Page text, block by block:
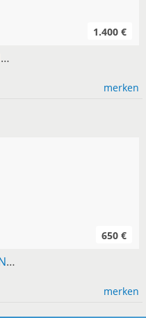
REIHENENDHAUS OHMENHAUSEN, 4 ZIMMER, NACH RENOVIERUNG
1.400 €
merken
REH IN BURLADINGEN-STETTEN, 160 M², 4 ZIMMER, 650 KALT
650 €
merken